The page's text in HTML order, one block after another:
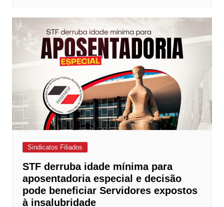
Sindicatos Filiados
STF derruba idade mínima para
aposentadoria especial e decisão
pode beneficiar Servidores expostos
à insalubridade